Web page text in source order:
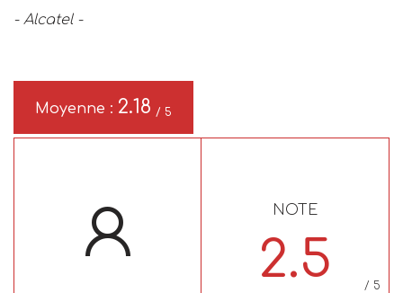
- Alcatel -
Moyenne : 2.18 / 5
NOTE
2.5 / 5